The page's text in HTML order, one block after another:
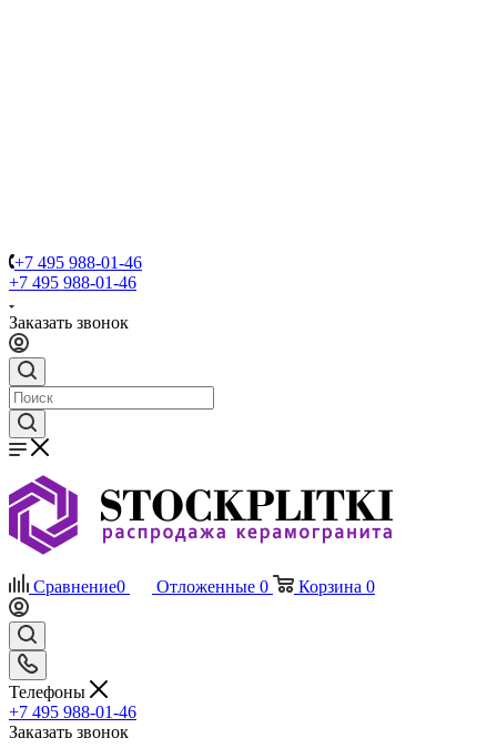
+7 495 988-01-46
+7 495 988-01-46
Заказать звонок
Сравнение0 Отложенные 0 Корзина 0
Телефоны
+7 495 988-01-46
Заказать звонок